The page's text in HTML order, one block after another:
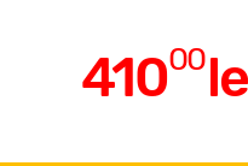
41000